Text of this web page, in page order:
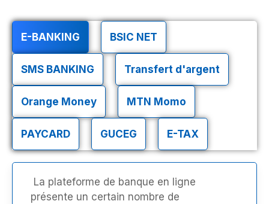
E-BANKING BSIC NET
SMS BANKING Transfert d'argent
Orange Money MTN Momo
PAYCARD GUCEG E-TAX
La plateforme de banque en ligne
présente un certain nombre de